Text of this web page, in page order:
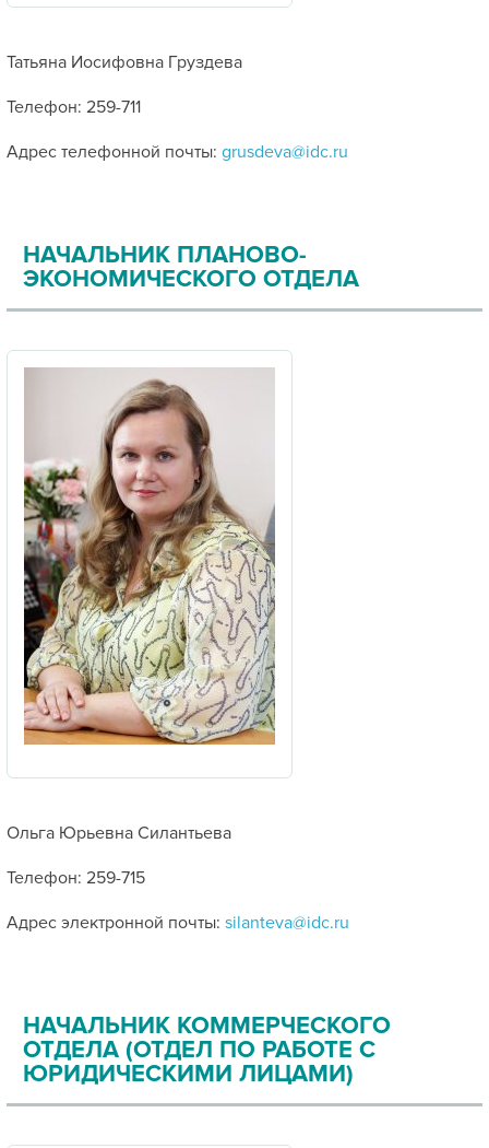
Татьяна Иосифовна Груздева
Телефон: 259-711
Адрес телефонной почты: grusdeva@idc.ru
НАЧАЛЬНИК ПЛАНОВО-
ЭКОНОМИЧЕСКОГО ОТДЕЛА
Ольга Юрьевна Силантьева
Телефон: 259-715
Адрес электронной почты: silanteva@idc.ru
НАЧАЛЬНИК КОММЕРЧЕСКОГО
ОТДЕЛА (ОТДЕЛ ПО РАБОТЕ С
ЮРИДИЧЕСКИМИ ЛИЦАМИ)